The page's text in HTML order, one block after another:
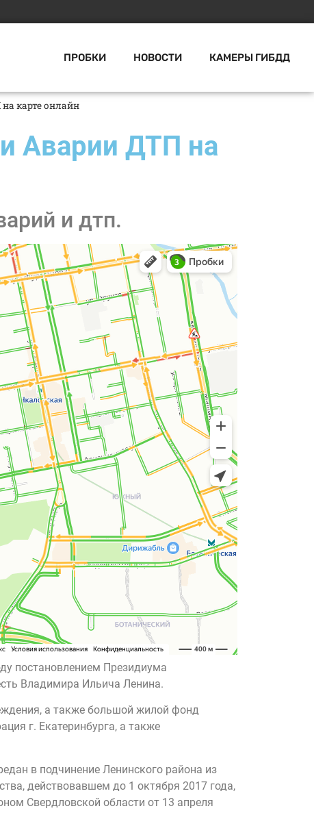
ПРОБКИ НОВОСТИ КАМЕРЫ ГИБДД
карте онлайн
Аварии ДТП на
и дтп.
постановлением Президиума
Владимира Ильича Ленина.
а также большой жилой фонд
г. Екатеринбурга, а также
в подчинение Ленинского района из
действовавшем до 1 октября 2017 года,
Свердловской области от 13 апреля